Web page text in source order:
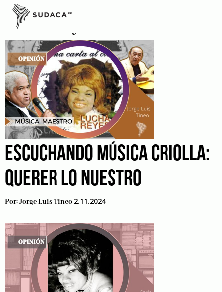
Skip
contentLucha Reyes
ESCUCHANDO MÚSICA CRIOLLA:
QUERER LO NUESTRO
Por:Jorge Luis Tineo 2.11.2024